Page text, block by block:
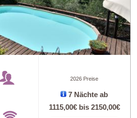
2026 Preise
7 Nächte ab
1115,00€bis 2150,00€